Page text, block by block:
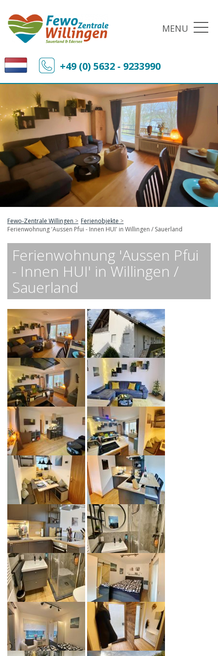
MENU
+49 (0) 5632 - 9233990
Fewo-Zentrale Willingen
Ferienobjekte
Ferienwohnung 'Aussen Pfui - Innen HUI' in Willingen / Sauerland
Ferienwohnung 'Aussen Pfui
- Innen HUI' in Willingen /
Sauerland